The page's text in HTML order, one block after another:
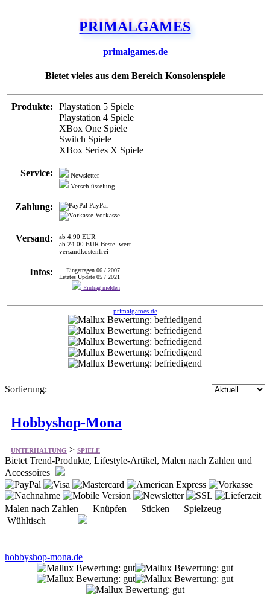
PRIMALGAMES
primalgames.de
Bietet vieles aus dem Bereich Konsolenspiele
Produkte:
Playstation 5 Spiele
Playstation 4 Spiele
XBox One Spiele
Switch Spiele
XBox Series X Spiele
Service:
Newsletter
Verschlüsselung
Zahlung:
PayPal
Vorkasse
Versand:
ab 4.90 EUR
ab 24.00 EUR Bestellwert
versandkostenfrei
Infos:
Eingetragen 06 / 2007
Letztes Update 05 / 2021
Eintrag melden
primalgames.de
Sortierung:
Hobbyshop-Mona
UNTERHALTUNG > SPIELE
Bietet Trend-Produkte, Lifestyle-Artikel, Malen nach Zahlen und
Accessoires
Malen nach Zahlen Knüpfen Sticken Spielzeug
Wühltisch
hobbyshop-mona.de